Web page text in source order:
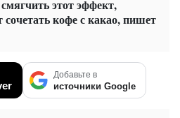
этот эффект,
кофе с какао, пишет
Добавьте в
источники Google